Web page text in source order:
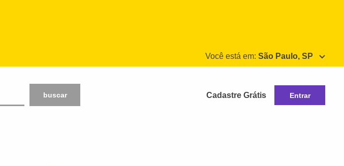
Você está em: São Paulo, SP
buscar
Cadastre Grátis Entrar